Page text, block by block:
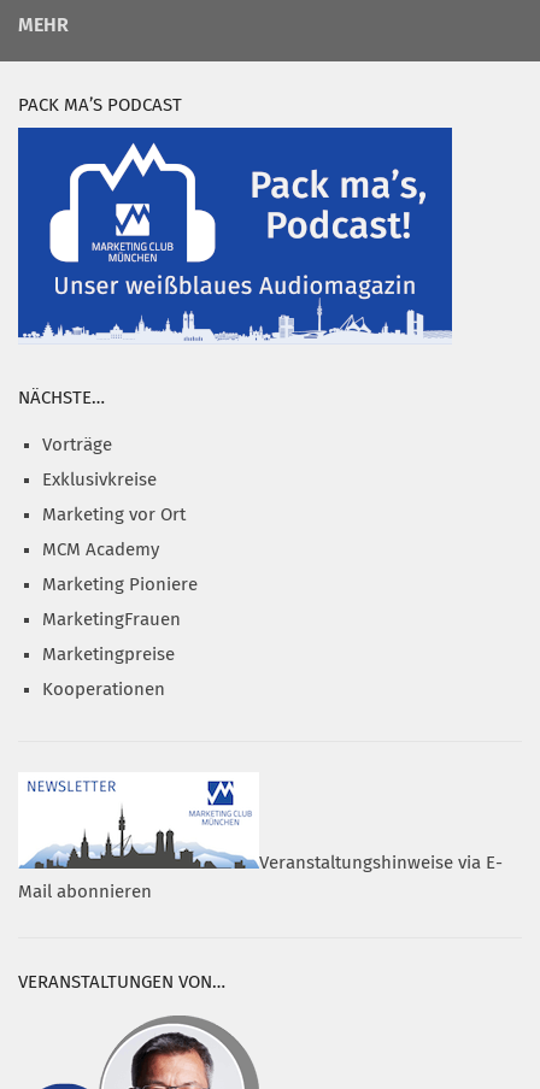
MEHR
PACK MA’S PODCAST
NÄCHSTE…
Vorträge
Exklusivkreise
Marketing vor Ort
MCM Academy
Marketing Pioniere
MarketingFrauen
Marketingpreise
Kooperationen
Veranstaltungshinweise via E-
Mail abonnieren
VERANSTALTUNGEN VON…